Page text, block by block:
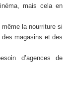
mais cela en
la nourriture si
magasins et des
d’agences de